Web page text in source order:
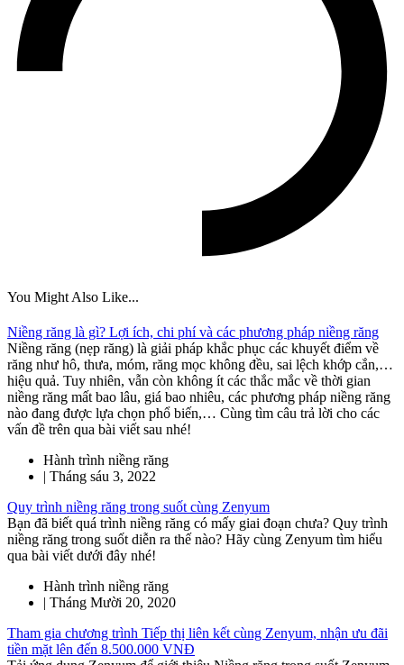
You Might Also Like...
Niềng răng là gì? Lợi ích, chi phí và các phương pháp niềng răng
Niềng răng (nẹp răng) là giải pháp khắc phục các khuyết điểm về
răng như hô, thưa, móm, răng mọc không đều, sai lệch khớp cắn,…
hiệu quả. Tuy nhiên, vẫn còn không ít các thắc mắc về thời gian
niềng răng mất bao lâu, giá bao nhiêu, các phương pháp niềng răng
nào đang được lựa chọn phổ biến,… Cùng tìm câu trả lời cho các
vấn đề trên qua bài viết sau nhé!
Hành trình niềng răng
| Tháng sáu 3, 2022
Quy trình niềng răng trong suốt cùng Zenyum
Bạn đã biết quá trình niềng răng có mấy giai đoạn chưa? Quy trình
niềng răng trong suốt diễn ra thế nào? Hãy cùng Zenyum tìm hiểu
qua bài viết dưới đây nhé!
Hành trình niềng răng
| Tháng Mười 20, 2020
Tham gia chương trình Tiếp thị liên kết cùng Zenyum, nhận ưu đãi
tiền mặt lên đến 8.500.000 VNĐ